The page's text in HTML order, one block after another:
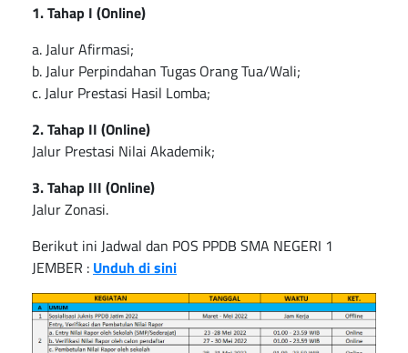
1. Tahap I (Online)
a. Jalur Afirmasi;
b. Jalur Perpindahan Tugas Orang Tua/Wali;
c. Jalur Prestasi Hasil Lomba;
2. Tahap II (Online)
Jalur Prestasi Nilai Akademik;
3. Tahap III (Online)
Jalur Zonasi.
Berikut ini Jadwal dan POS PPDB SMA NEGERI 1
JEMBER : Unduh di sini